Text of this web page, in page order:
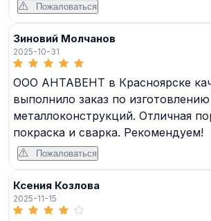
Пожаловаться
Зиновий Молчанов
2025-10-31
ООО АНТАВЕНТ в Красноярске
выполнило заказ по изготовлению
металлоконструкций. Отличная
покраска и сварка. Рекомендуем!
Пожаловаться
Ксения Козлова
2025-11-15